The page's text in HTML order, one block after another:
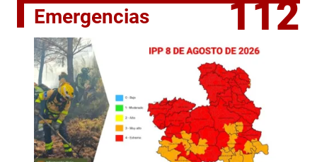
Emergencias 112